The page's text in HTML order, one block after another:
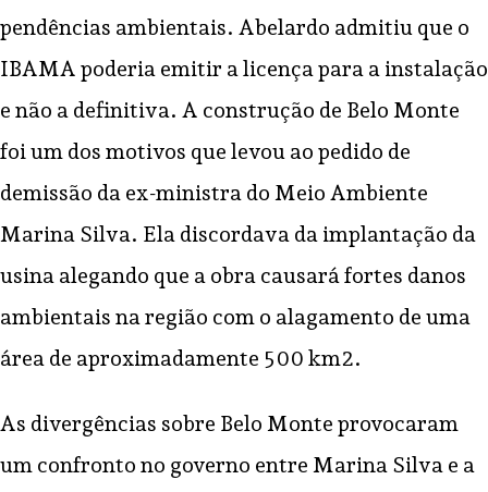
pendências ambientais. Abelardo admitiu que o
IBAMA poderia emitir a licença para a instalação
e não a definitiva. A construção de Belo Monte
foi um dos motivos que levou ao pedido de
demissão da ex-ministra do Meio Ambiente
Marina Silva. Ela discordava da implantação da
usina alegando que a obra causará fortes danos
ambientais na região com o alagamento de uma
área de aproximadamente 500 km2.
As divergências sobre Belo Monte provocaram
um confronto no governo entre Marina Silva e a